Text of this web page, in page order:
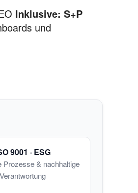
Inklusive: S+P
und
9001 · ESG
Prozesse & nachhaltige
Verantwortung